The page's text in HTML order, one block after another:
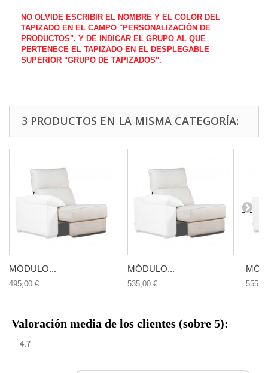
NO OLVIDE ESCRIBIR EL NOMBRE Y EL COLOR DEL
TAPIZADO EN EL CAMPO "PERSONALIZACIÓN DE
PRODUCTOS". Y DE INDICAR EL GRUPO AL QUE
PERTENECE EL TAPIZADO EN EL DESPLEGABLE
SUPERIOR "GRUPO DE TAPIZADOS".
3 PRODUCTOS EN LA MISMA CATEGORÍA:
MÓDULO...
495,00 €
MÓDULO...
535,00 €
Valoración media de los clientes (sobre 5):
4.7